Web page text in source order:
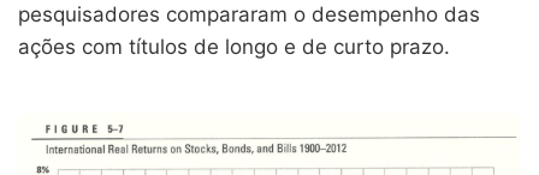
pesquisadores compararam o desempenho das
ações com títulos de longo e de curto prazo.